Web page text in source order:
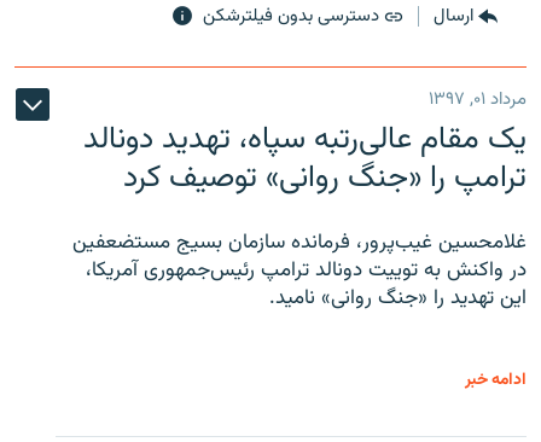
ارسال دسترسی بدون فیلترشکن
مرداد ۰۱, ۱۳۹۷
یک مقام عالی‌رتبه سپاه، تهدید دونالد
ترامپ را «جنگ روانی» توصیف کرد
غلامحسین غیب‌پرور، فرمانده سازمان بسیج مستضعفین
در واکنش به توییت دونالد ترامپ رئیس‌جمهوری آمریکا،
این تهدید را «جنگ روانی» نامید.
ادامه خبر